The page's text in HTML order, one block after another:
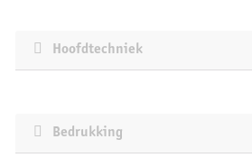
Hoofdtechniek
Bedrukking